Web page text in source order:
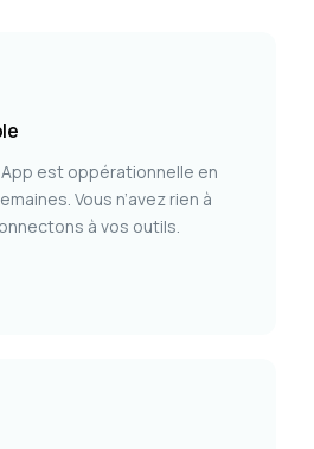
est oppérationnelle en
Vous n’avez rien à
à vos outils.